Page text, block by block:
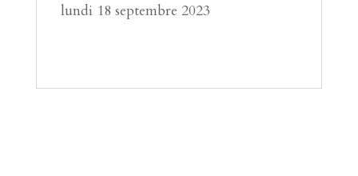
lundi 18 septembre 2023